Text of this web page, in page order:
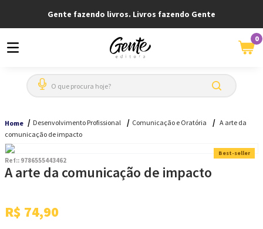
Gente fazendo livros. Livros fazendo Gente
0
O que procura hoje?
Home Desenvolvimento Profissional Comunicação e Oratória
A arte da
comunicação de impacto
Best-seller
Ref:: 9786555443462
A arte da comunicação de impacto
R$ 74,90